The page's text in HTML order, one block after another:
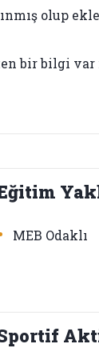
olup
bir bilgi var
MEB Odaklı